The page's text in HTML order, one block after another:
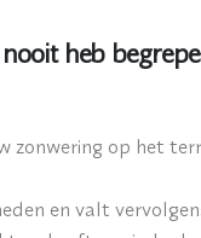
heb
zonwering op het
en valt